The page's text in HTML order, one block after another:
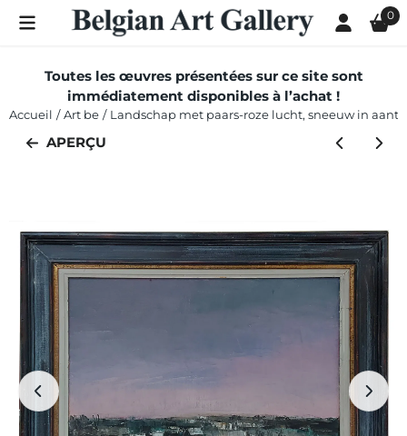
Les préférences de cookies sont actuellement fermées. 0
Toutes les œuvres présentées sur ce site sont
immédiatement disponibles à l’achat !
Accueil / Art be / Landschap met paars-roze lucht, sneeuw in
APERÇU